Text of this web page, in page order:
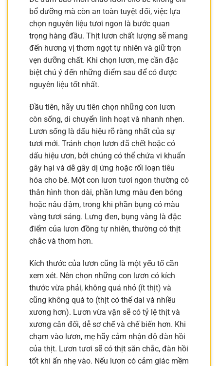
bổ dưỡng mà còn an toàn tuyệt đối, việc lựa
chọn nguyên liệu tươi ngon là bước quan
trọng hàng đầu. Thịt lươn chất lượng sẽ mang
đến hương vị thơm ngọt tự nhiên và giữ trọn
vẹn dưỡng chất. Khi chọn lươn, mẹ cần đặc
biệt chú ý đến những điểm sau để có được
nguyên liệu tốt nhất.
Đầu tiên, hãy ưu tiên chọn những con lươn
còn sống, di chuyển linh hoạt và nhanh nhẹn.
Lươn sống là dấu hiệu rõ ràng nhất của sự
tươi mới. Tránh chọn lươn đã chết hoặc có
dấu hiệu ươn, bởi chúng có thể chứa vi khuẩn
gây hại và dễ gây dị ứng hoặc rối loạn tiêu
hóa cho bé. Một con lươn tươi ngon thường có
thân hình thon dài, phần lưng màu đen bóng
hoặc nâu đậm, trong khi phần bụng có màu
vàng tươi sáng. Lưng đen, bụng vàng là đặc
điểm của lươn đồng tự nhiên, thường có thịt
chắc và thơm hơn.
Kích thước của lươn cũng là một yếu tố cần
xem xét. Nên chọn những con lươn có kích
thước vừa phải, không quá nhỏ (ít thịt) và
cũng không quá to (thịt có thể dai và nhiều
xương hơn). Lươn vừa vặn sẽ có tỷ lệ thịt và
xương cân đối, dễ sơ chế và chế biến hơn. Khi
chạm vào lươn, mẹ hãy cảm nhận độ đàn hồi
của thịt. Lươn tươi sẽ có thịt săn chắc, đàn hồi
tốt khi ấn nhẹ vào. Nếu lươn có cảm giác mềm